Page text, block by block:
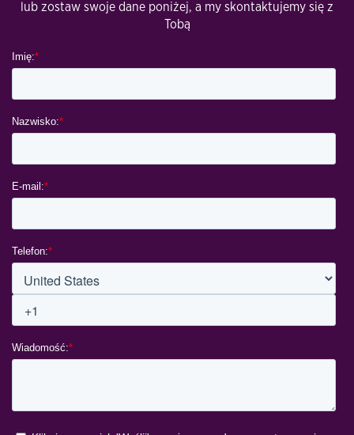
lub zostaw swoje dane poniżej, a my skontaktujemy się z
Tobą